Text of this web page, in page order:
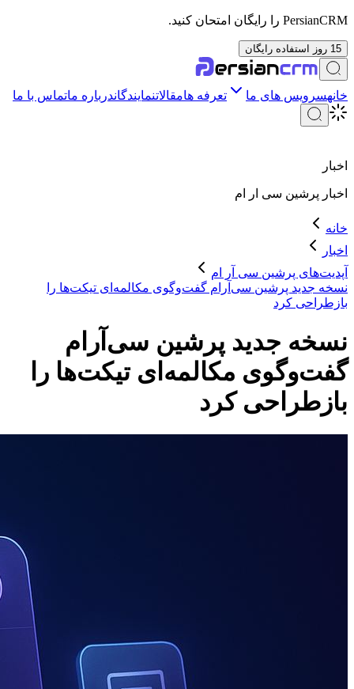
PersianCRM را رایگان امتحان کنید.
15 روز استفاده رایگان
خانهسرویس های ما تعرفه هامقالاتنمایندگاندرباره ماتماس با ما
اخبار
اخبار پرشین سی ار ام
خانه
اخبار
آپدیت‌های پرشین سی آر ام
نسخه جدید پرشین سی‌آر‌ام گفت‌وگوی مکالمه‌ای تیکت‌ها را
بازطراحی کرد
نسخه جدید پرشین سی‌آر‌ام
گفت‌وگوی مکالمه‌ای تیکت‌ها را
بازطراحی کرد